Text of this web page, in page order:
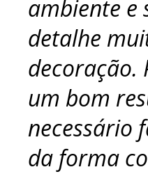
ambiente e
detalhe
decoração.
um bom
necessário
da forma